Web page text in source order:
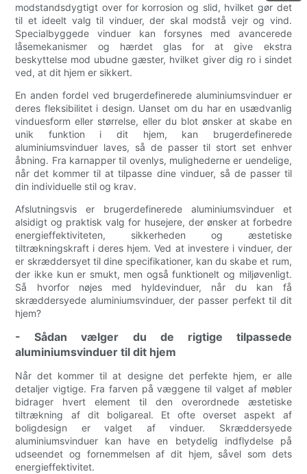
modstandsdygtigt over for korrosion og slid, hvilket gør det
til et ideelt valg til vinduer, der skal modstå vejr og vind.
Specialbyggede vinduer kan forsynes med avancerede
låsemekanismer og hærdet glas for at give ekstra
beskyttelse mod ubudne gæster, hvilket giver dig ro i sindet
ved, at dit hjem er sikkert.
En anden fordel ved brugerdefinerede aluminiumsvinduer er
deres fleksibilitet i design. Uanset om du har en usædvanlig
vinduesform eller størrelse, eller du blot ønsker at skabe en
unik funktion i dit hjem, kan brugerdefinerede
aluminiumsvinduer laves, så de passer til stort set enhver
åbning. Fra karnapper til ovenlys, mulighederne er uendelige,
når det kommer til at tilpasse dine vinduer, så de passer til
din individuelle stil og krav.
Afslutningsvis er brugerdefinerede aluminiumsvinduer et
alsidigt og praktisk valg for husejere, der ønsker at forbedre
energieffektiviteten, sikkerheden og æstetiske
tiltrækningskraft i deres hjem. Ved at investere i vinduer, der
er skræddersyet til dine specifikationer, kan du skabe et rum,
der ikke kun er smukt, men også funktionelt og miljøvenligt.
Så hvorfor nøjes med hyldevinduer, når du kan få
skræddersyede aluminiumsvinduer, der passer perfekt til dit
hjem?
- Sådan vælger du de rigtige tilpassede
aluminiumsvinduer til dit hjem
Når det kommer til at designe det perfekte hjem, er alle
detaljer vigtige. Fra farven på væggene til valget af møbler
bidrager hvert element til den overordnede æstetiske
tiltrækning af dit boligareal. Et ofte overset aspekt af
boligdesign er valget af vinduer. Skræddersyede
aluminiumsvinduer kan have en betydelig indflydelse på
udseendet og fornemmelsen af ​​dit hjem, såvel som dets
energieffektivitet.